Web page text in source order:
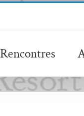
Rencontres